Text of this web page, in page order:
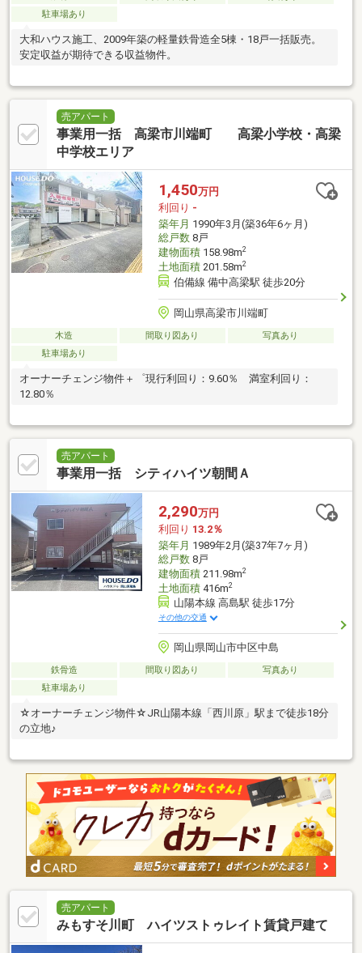
駐車場あり
大和ハウス施工、2009年築の軽量鉄骨造全5棟・18戸一括販売。
安定収益が期待できる収益物件。
売アパート
事業用一括 高梁市川端町 高梁小学校・高梁
中学校エリア
1,450万円
利回り -
築年月 1990年3月(築36年6ヶ月)
総戸数8戸
建物面積158.98m2
土地面積201.58m2
伯備線 備中高梁駅 徒歩20分
岡山県高梁市川端町
木造 間取り図あり
写真あり
駐車場あり
オーナーチェンジ物件＋゜現行利回り：9.60％ 満室利回り：
12.80％
売アパート
事業用一括 シティハイツ朝間Ａ
2,290万円
利回り 13.2％
築年月 1989年2月(築37年7ヶ月)
総戸数8戸
建物面積211.98m2
土地面積416m2
山陽本線 高島駅 徒歩17分
その他の交通
岡山県岡山市中区中島
鉄骨造 間取り図あり
写真あり
駐車場あり
☆オーナーチェンジ物件☆JR山陽本線「西川原」駅まで徒歩18分
の立地♪
売アパート
みもすそ川町 ハイツストゥレイト賃貸戸建て